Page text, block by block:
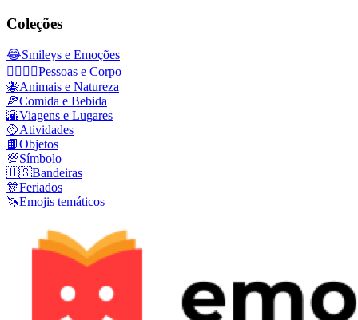
Coleções
😂Smileys e Emoções
👩‍❤️‍💋‍👨Pessoas e Corpo
🐝Animais e Natureza
🍕Comida e Bebida
🌇Viagens e Lugares
🥎Atividades
📙Objetos
💯Símbolo
🇺🇸Bandeiras
🎊Feriados
🦄Emojis temáticos